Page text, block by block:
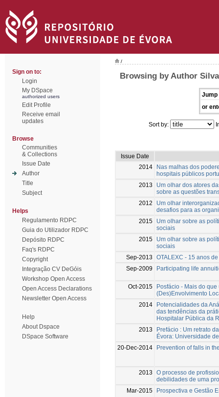
Sign on to:
Login
My DSpace
authorized users
Edit Profile
Receive email
updates
Browse
Communities
& Collections
Issue Date
Author
Title
Subject
Helps
Regulamento RDPC
Guia do Utilizador RDPC
Depósito RDPC
Faq's RDPC
Copyright
Integração CV DeGóis
Workshop Open Access
Open Access Declarations
Newsletter Open Access
Help
About Dspace
DSpace Software
/
Browsing by Author
Jump
or
Sort by:
Issue Date
2014
Nas malhas dos
hospitais públicos
2013
Um olhar dos atores
sobre as questões
2012
Um olhar
desafios para as
2015
Um olhar sobre as
sociais
2015
Um olhar sobre as
sociais
Sep-2013
OTALEXC - 15 anos
Sep-2009
Participating life
Oct-2015
Posfácio - Mais do
(Des)Envolvimento
2014
Potencialidades da
das tendências da
Hospitalar Pública da
2013
Prefácio : Um retrato
Évora: Universidade
20-Dec-2014
Prevention of falls in
2013
O processo de
debilidades de uma
Mar-2015
Prospectiva e Gestão